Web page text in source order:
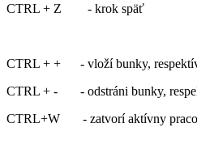
CTRL + Z - krok späť
CTRL + + - vloží bunky,
CTRL + - - odstráni bunky,
CTRL+W - zatvorí aktívny